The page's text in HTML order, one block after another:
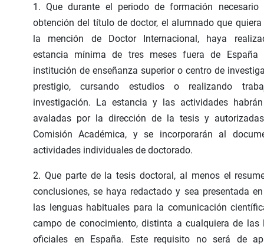
1. Que durante el periodo de formación necesario
obtención del título de doctor, el alumnado que quiera
la mención de Doctor Internacional, haya
estancia mínima de tres meses fuera de España
institución de enseñanza superior o centro de
prestigio, cursando estudios o realizando
investigación. La estancia y las actividades
avaladas por la dirección de la tesis y
Comisión Académica, y se incorporarán al
actividades individuales de doctorado.
2. Que parte de la tesis doctoral, al menos el
conclusiones, se haya redactado y sea presentada
las lenguas habituales para la comunicación
campo de conocimiento, distinta a cualquiera de las
oficiales en España. Este requisito no será de